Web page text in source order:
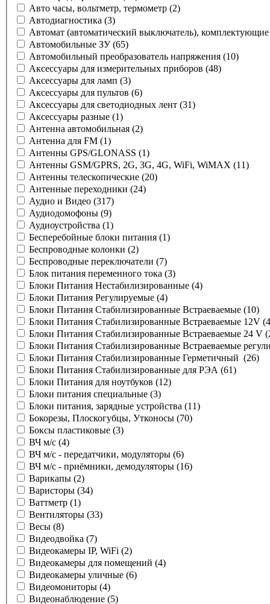
Авто часы, вольтметр, термометр (2)
Автодиагностика (3)
Автомат (автоматический выключатель), комплектующие
Автомобильные ЗУ (65)
Автомобильный преобразователь напряжения (10)
Аксессуары для измерительных приборов (48)
Аксессуары для ламп (3)
Аксессуары для пультов (6)
Аксессуары для светодиодных лент (31)
Аксессуары разные (1)
Антенна автомобильная (2)
Антенна для FM (1)
Антенны GPS/GLONASS (1)
Антенны GSM/GPRS, 2G, 3G, 4G, WiFi, WiMAX (11)
Антенны телескопические (20)
Антенные переходники (24)
Аудио и Видео (317)
Аудиодомофоны (9)
Аудиоустройства (1)
Бесперебойные блоки питания (1)
Беспроводные колонки (2)
Беспроводные переключатели (7)
Блок питания переменного тока (3)
Блоки Питания Нестабилизированные (4)
Блоки Питания Регулируемые (4)
Блоки Питания Стабилизированные Встраеваемые (10)
Блоки Питания Стабилизированные Встраеваемые 12V
Блоки Питания Стабилизированные Встраеваемые 24 V
Блоки Питания Стабилизированные Встраеваемые
Блоки Питания Стабилизированные Герметичный (26)
Блоки Питания Стабилизированные для РЭА (61)
Блоки Питания для ноутбуков (12)
Блоки питания специальные (3)
Блоки питания, зарядные устройства (11)
Бокорезы, Плоскогубцы, Утконосы (70)
Боксы пластиковые (3)
ВЧ м/с (4)
ВЧ м/с - передатчики, модуляторы (6)
ВЧ м/с - приёмники, демодуляторы (16)
Варикапы (2)
Варисторы (34)
Ваттметр (1)
Вентиляторы (33)
Весы (8)
Видеодвойка (7)
Видеокамеры IP, WiFi (2)
Видеокамеры для помещений (4)
Видеокамеры уличные (6)
Видеомониторы (4)
Видеонаблюдение (5)